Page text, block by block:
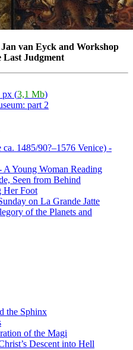
Jan van Eyck and Workshop
Last Judgment
px (3,1 Mb)
part 2